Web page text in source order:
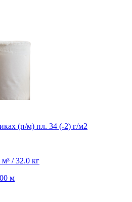
(п/м) пл. 34 (-2) г/м2
м³ / 32.0 кг
м